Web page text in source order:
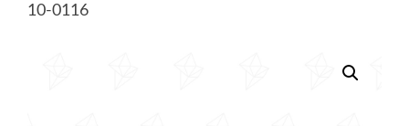
10-0116